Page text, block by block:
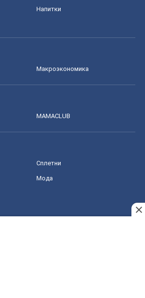
Напитки
Mакроэкономика
MAMACLUB
Сплетни
Мода